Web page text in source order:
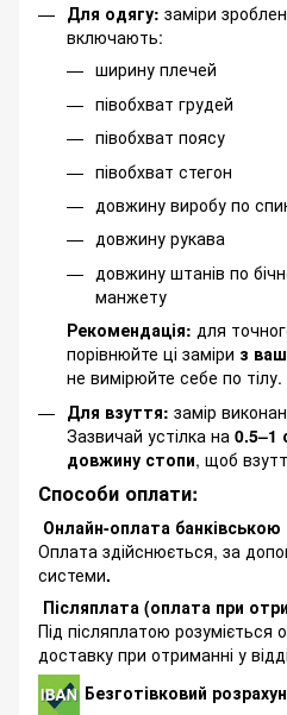
Для одягу: заміри
включають:
ширину плечей
півобхват грудей
півобхват поясу
півобхват стегон
довжину виробу по
довжину рукава
довжину штанів по
манжету
Рекомендація: для
порівнюйте ці заміри з
не вимірюйте себе по тілу.
Для взуття: замір
Зазвичай устілка на 0.5–1
довжину стопи, щоб
Способи оплати:
Онлайн-оплата
Оплата здійснюється, за
системи.
Післяплата (оплата при
Під післяплатою розуміється
доставку при отриманні у
Безготівковий